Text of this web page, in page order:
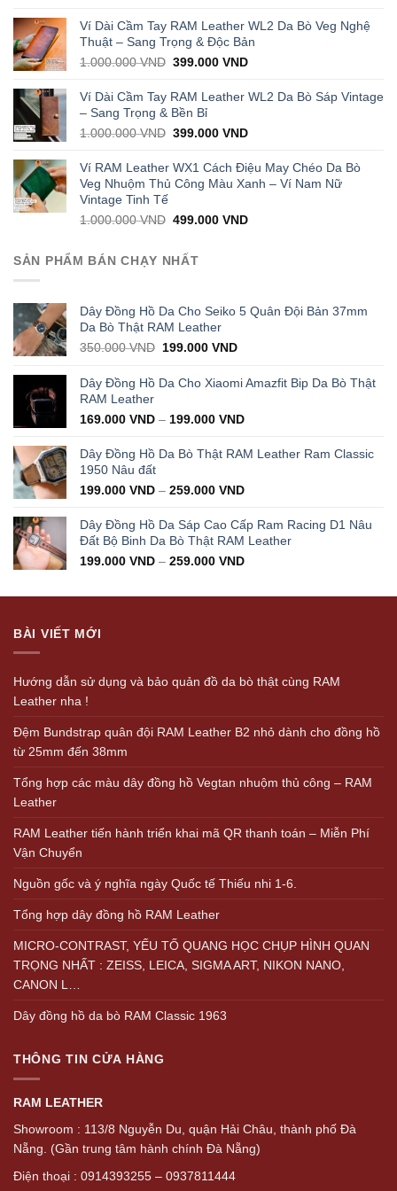
was:
1.000.000 VND.
is:
429.000 VND.
Ví Dài Cầm Tay RAM Leather WL2 Da Bò Veg Nghệ
Thuật – Sang Trọng & Độc Bản
1.000.000VND Original
was:
1.000.000 VND.
399.000VNDCurrent
is:
Ví Dài Cầm Tay RAM Leather WL2 Da Bò Sáp Vintage
– Sang Trọng & Bền Bỉ
1.000.000VND Original
was:
1.000.000 VND.
399.000VNDCurrent
is:
399.000 VND.
Ví RAM Leather WX1 Cách Điệu May Chéo Da Bò
Veg Nhuộm Thủ Công Màu Xanh – Ví Nam Nữ
Vintage Tinh Tế
1.000.000VND Original
was:
1.000.000 VND.
499.000VNDCurrent
SẢN PHẨM BÁN CHẠY NHẤT
Dây Đồng Hồ Da Cho Seiko 5 Quân Đội Bản 37mm
Da Bò Thật RAM Leather
350.000VND Original
was:
199.000VNDCurrent
is:
199.000 VND.
Dây Đồng Hồ Da Cho Xiaomi Amazfit Bip Da Bò Thật
RAM Leather
169.000 VND – 199.000 VND
Dây Đồng Hồ Da Bò Thật RAM Leather Ram Classic
1950 Nâu đất
199.000 VND – 259.000 VND
Dây Đồng Hồ Da Sáp Cao Cấp Ram Racing D1 Nâu
Đất Bộ Binh Da Bò Thật RAM Leather
199.000 VND – 259.000 VND
BÀI VIẾT MỚI
Hướng dẫn sử dụng và bảo quản đồ da bò thật cùng RAM
Leather nha !
Đệm Bundstrap quân đội RAM Leather B2 nhỏ dành cho đồng hồ
từ 25mm đến 38mm
Tổng hợp các màu dây đồng hồ Vegtan nhuộm thủ công – RAM
Leather
RAM Leather tiến hành triển khai mã QR thanh toán – Miễn Phí
Vận Chuyển
Nguồn gốc và ý nghĩa ngày Quốc tế Thiếu nhi 1-6.
Tổng hợp dây đồng hồ RAM Leather
MICRO-CONTRAST, YẾU TỐ QUANG HỌC CHỤP HÌNH QUAN
TRỌNG NHẤT : ZEISS, LEICA, SIGMA ART, NIKON NANO,
CANON L…
Dây đồng hồ da bò RAM Classic 1963
THÔNG TIN CỬA HÀNG
RAM LEATHER
Showroom : 113/8 Nguyễn Du, quận Hải Châu, thành phố Đà
Nẵng. (Gần trung tâm hành chính Đà Nẵng)
Điện thoại : 0914393255 – 0937811444